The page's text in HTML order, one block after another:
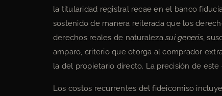
la titularidad registral recae en el banco
sostenido de manera reiterada que los
derechos reales de naturalezasui generis,
amparo, criterio que otorga al comprador
la del propietario directo. La precisión de
Los costos recurrentes del fideicomiso